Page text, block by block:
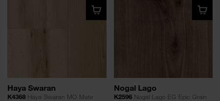
Haya Swaran
K4368 Haya Swaran MO Mate
Nogal Lago
K2596Nogal Lago EG Epic Grain